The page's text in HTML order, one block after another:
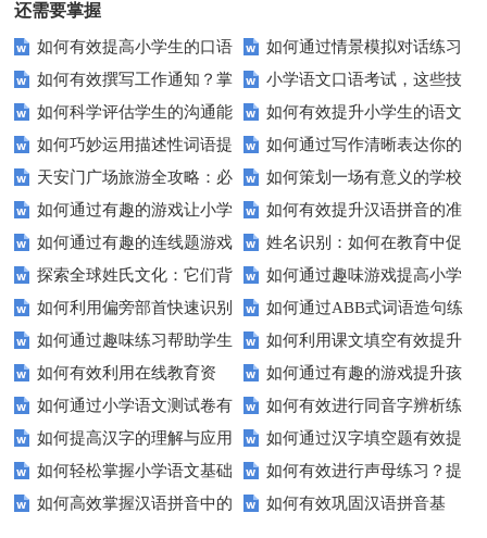
还需要掌握
如何有效提高小学生的口语
交际测试成绩？
如何通过情景模拟对话练习
提高你的沟通能力？
如何有效撰写工作通知？掌
握这些技巧让你的通知更专业！
小学语文口语考试，这些技
巧让孩子自信应考？
如何科学评估学生的沟通能
力？
如何有效提升小学生的语文
拼写能力？
如何巧妙运用描述性词语提
升教育效果？
如何通过写作清晰表达你的
愿望？
天安门广场旅游全攻略：必
看的历史与文化景点
如何策划一场有意义的学校
升旗仪式？
如何通过有趣的游戏让小学
生轻松掌握常见姓氏？
如何有效提升汉语拼音的准
确性和流利度？这里有妙招！
如何通过有趣的连线题游戏
提升孩子的逻辑思维能力？
姓名识别：如何在教育中促
进个性化学习？
探索全球姓氏文化：它们背
后隐藏的故事？
如何通过趣味游戏提高小学
生的拼音水平？
如何利用偏旁部首快速识别
汉字？
如何通过ABB式词语造句练
习提高孩子的语言表达能力？
如何通过趣味练习帮助学生
掌握反义词匹配？
如何利用课文填空有效提升
语文成绩？
如何有效利用在线教育资
源？
如何通过有趣的游戏提升孩
子的句子补全技巧？
如何通过小学语文测试卷有
效提高孩子的阅读与写作技能？
如何有效进行同音字辨析练
习？这些方法让你事半功倍！
如何提高汉字的理解与应用
能力？这里有妙招！
如何通过汉字填空题有效提
升小学生的汉字书写能力？
如何轻松掌握小学语文基础
知识？
如何有效进行声母练习？提
升发音技巧有妙招！
如何高效掌握汉语拼音中的
如何有效巩固汉语拼音基